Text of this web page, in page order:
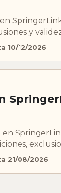
y
10/12/2026
21/08/2026